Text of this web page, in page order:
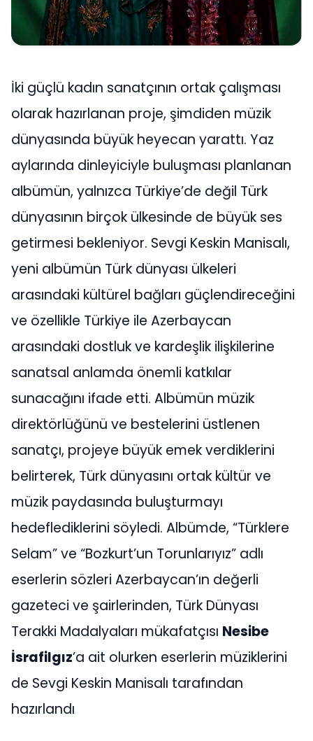
İki güçlü kadın sanatçının ortak çalışması
olarak hazırlanan proje, şimdiden müzik
dünyasında büyük heyecan yarattı. Yaz
aylarında dinleyiciyle buluşması planlanan
albümün, yalnızca Türkiye’de değil Türk
dünyasının birçok ülkesinde de büyük ses
getirmesi bekleniyor. Sevgi Keskin Manisalı,
yeni albümün Türk dünyası ülkeleri
arasındaki kültürel bağları güçlendireceğini
ve özellikle Türkiye ile Azerbaycan
arasındaki dostluk ve kardeşlik ilişkilerine
sanatsal anlamda önemli katkılar
sunacağını ifade etti. Albümün müzik
direktörlüğünü ve bestelerini üstlenen
sanatçı, projeye büyük emek verdiklerini
belirterek, Türk dünyasını ortak kültür ve
müzik paydasında buluşturmayı
hedeflediklerini söyledi. Albümde, “Türklere
Selam” ve “Bozkurt’un Torunlarıyız” adlı
eserlerin sözleri Azerbaycan’ın değerli
gazeteci ve şairlerinden, Türk Dünyası
Terakki Madalyaları mükafatçısı Nesibe
İsrafilgız’a ait olurken eserlerin müziklerini
de Sevgi Keskin Manisalı tarafından
hazırlandı